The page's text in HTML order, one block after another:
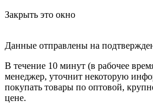
Закрыть это окно
Данные отправлены на
В течение 10 минут (в рабочее
менеджер, уточнит некоторую
покупать товары по оптовой,
цене.